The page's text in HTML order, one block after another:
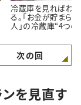
冷蔵庫を見ればわか
る。「お金が貯まら
人」の冷蔵庫“4つの
次の回
を見直す